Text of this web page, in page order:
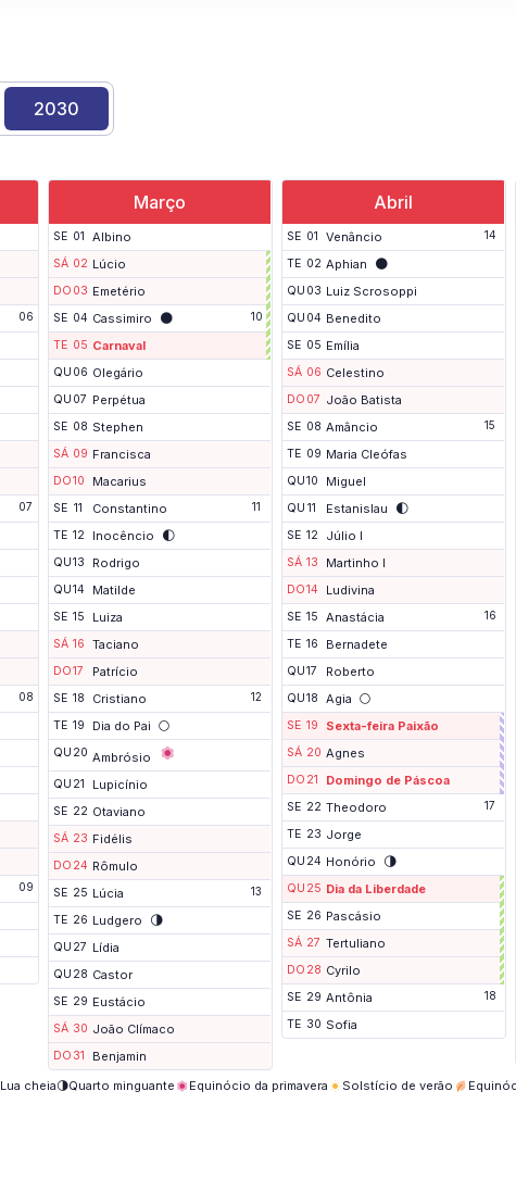
2030
06
07
08
09
Março
SE 01 Albino
SÁ 02 Lúcio
DO 03 Emetério
SE 04 Cassimiro 🌑 10 P
o
n
t
TE 05 Carnaval
QU 06 Olegário
QU 07 Perpétua
SE 08 Stephen
SÁ 09 Francisca
DO10 Macarius
SE 11 Constantino 11
TE 12 Inocêncio 🌓
QU13 Rodrigo
QU14 Matilde
SE 15 Luiza
SÁ 16 Taciano
DO17 Patrício
SE 18 Cristiano 12
TE 19 Dia do Pai 🌕
QU 20 Ambrósio
QU 21 Lupicínio
SE 22 Otaviano
SÁ 23 Fidélis
DO 24 Rômulo
SE 25 Lúcia 13
TE 26 Ludgero 🌗
QU 27 Lídia
QU 28 Castor
SE 29 Eustácio
SÁ 30 João Clímaco
DO 31 Benjamin
Abril
SE 01 Venâncio 14
TE 02 Aphian 🌑
QU 03 Luiz Scrosoppi
QU 04 Benedito
SE 05 Emília
SÁ 06 Celestino
DO 07 João Batista
SE 08 Amâncio 15
TE 09 Maria Cleófas
QU10 Miguel
QU 11 Estanislau 🌓
SE 12 Júlio I
SÁ 13 Martinho I
DO14 Ludivina
SE 15 Anastácia 16
TE 16 Bernadete
QU17 Roberto
QU18 Agia 🌕
SE 19 Sexta-feira Paixão
F
i
m
d
e
e
a
a
p
r
o
l
o
n
a
SÁ 20 Agnes
DO 21 Domingo de Páscoa
SE 22 Theodoro 17
TE 23 Jorge
QU 24 Honório 🌗
QU 25 Dia da Liberdade
SE 26 Pascásio
P
o
n
t
e
SÁ 27 Tertuliano
DO 28 Cyrilo
SE 29 Antônia 18
TE 30 Sofia
Lua cheia🌗Quarto minguante Equinócio da primavera Solstício de verão